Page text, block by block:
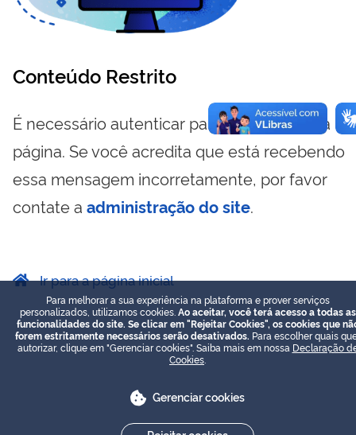
Conteúdo Restrito
É necessário autenticar para visualizar essa
página. Se você acredita que está recebendo
essa mensagem incorretamente, por favor
contate a administração do site.
Ir para a página inicial
Para melhorar a sua experiência na plataforma e prover serviços
personalizados, utilizamos cookies. Ao aceitar, você terá acesso a todas as
funcionalidades do site. Se clicar em "Rejeitar Cookies", os cookies que
forem estritamente necessários serão desativados. Para escolher quais
autorizar, clique em "Gerenciar cookies". Saiba mais em nossa Declaração
Cookies
Gerenciar cookies